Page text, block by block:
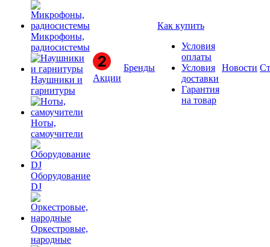
Микрофоны,
радиосистемы
Наушники и
гарнитуры
Ноты,
самоучители
Оборудование
DJ
Оркестровые,
народные
Акции
Бренды
Как купить
Условия
оплаты
Условия
доставки
Гарантия
на товар
Новости